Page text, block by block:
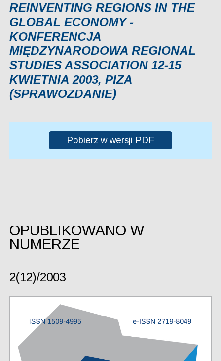
REINVENTING REGIONS IN THE
GLOBAL ECONOMY -
KONFERENCJA
MIĘDZYNARODOWA REGIONAL
STUDIES ASSOCIATION 12-15
KWIETNIA 2003, PIZA
(SPRAWOZDANIE)
Pobierz w wersji PDF
OPUBLIKOWANO W
NUMERZE
2(12)/2003